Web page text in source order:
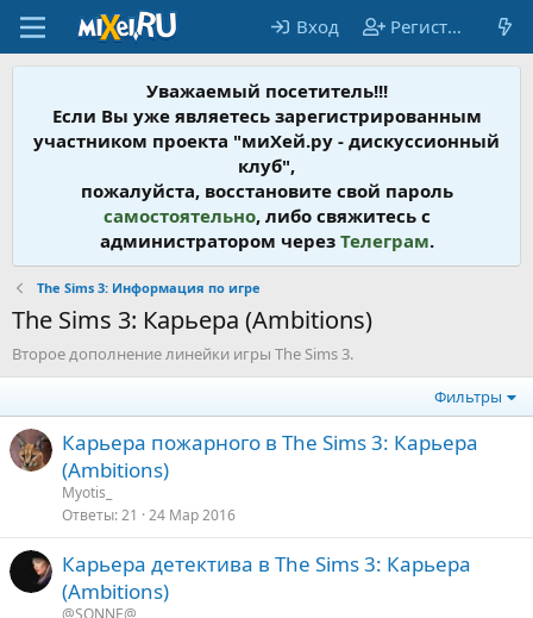
Вход Регистрация
Уважаемый посетитель!!!
Если Вы уже являетесь зарегистрированным
участником проекта "миХей.ру - дискусcионный
клуб",
пожалуйста, восстановите свой пароль
самостоятельно, либо свяжитесь с
администратором через Телеграм.
The Sims 3: Информация по игре
The Sims 3: Карьера (Ambitions)
Второе дополнение линейки игры The Sims 3.
Фильтры
Карьера пожарного в The Sims 3: Карьера
(Ambitions)
Myotis_
Ответы 21 24 Мар 2016
Карьера детектива в The Sims 3: Карьера
(Ambitions)
@SONNE@